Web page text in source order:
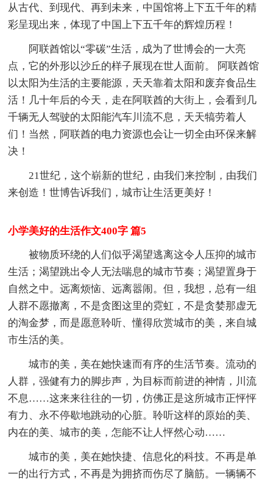
从古代、到现代、再到未来，中国馆将上下五千年的精
彩呈现出来，体现了中国上下五千年的辉煌历程！
阿联酋馆以“零碳”生活，成为了世博会的一大亮
点，它的外形以沙丘的样子展现在世人面前。 阿联酋馆
以太阳为生活的主要能源，天天靠着太阳和废弃食品生
活！几十年后的今天，走在阿联酋的大街上，会看到几
千辆无人驾驶的太阳能汽车川流不息，天天犒劳着人
们！当然，阿联酋的电力资源也会让一切全由环保来解
决！
21世纪，这个崭新的世纪，由我们来控制，由我们
来创造！世博告诉我们，城市让生活更美好！
小学美好的生活作文400字 篇5
被物质环绕的人们似乎渴望逃离这令人压抑的城市
生活；渴望跳出令人无法喘息的城市节奏；渴望置身于
自然之中。远离烦恼、远离嚣闹。但，我想，总有一组
人群不愿撤离，不是贪图这里的霓虹，不是贪婪那虚无
的淘金梦，而是愿意聆听、懂得欣赏城市的美，来自城
市生活的美。
城市的美，美在她快速而有序的生活节奏。流动的
人群，强健有力的脚步声，为目标而前进的神情，川流
不息……这来来往往的一切，仿佛正是这所城市正怦怦
有力、永不停歇地跳动的心脏。聆听这样的原始的美、
内在的美、城市的美，怎能不让人怦然心动……
城市的美，美在她快捷、信息化的科技。不再是单
一的出行方式，不再是为拥挤而伤尽了脑筋。一辆辆不